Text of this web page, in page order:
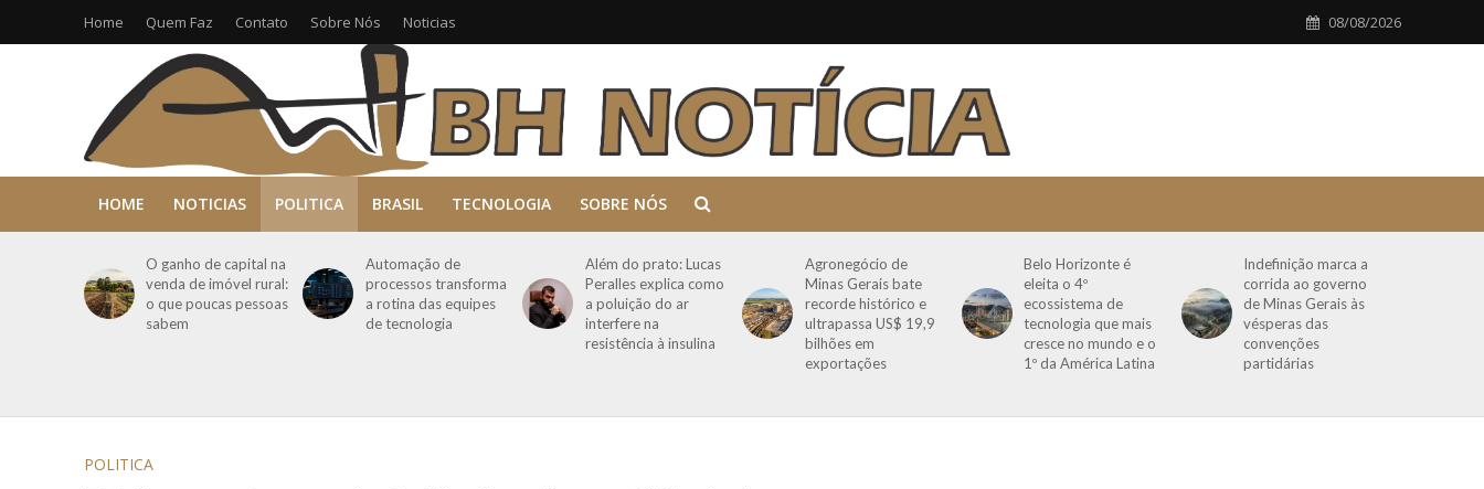
Home Quem Faz Contato Sobre Nós Noticias 08/08/2026
HOME NOTICIAS POLITICA BRASIL TECNOLOGIA SOBRE NÓS
O ganho de capital na
venda de imóvel rural:
o que poucas pessoas
sabem
Automação de
processos transforma
a rotina das equipes
de tecnologia
Além do prato: Lucas
Peralles explica como
a poluição do ar
interfere na
resistência à insulina
Agronegócio de
Minas Gerais bate
recorde histórico e
ultrapassa US$ 19,9
bilhões em
exportações
Belo Horizonte é
eleita o 4º
ecossistema de
tecnologia que mais
cresce no mundo e o
1º da América Latina
Indefinição marca a
corrida ao governo
de Minas Gerais às
vésperas das
convenções
partidárias
POLITICA